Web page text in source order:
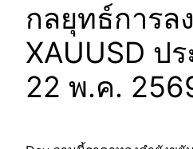
กลยุทธ์การล
XAUUSD ป
22 พ.ค.